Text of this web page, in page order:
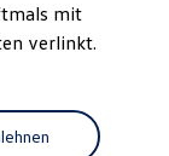
mit
verlinkt.